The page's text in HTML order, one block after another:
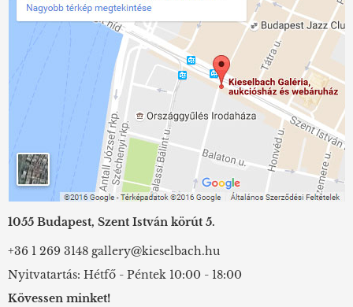
1055 Budapest, Szent István körút 5.
+36 1 269 3148 gallery@kieselbach.hu
Nyitvatartás: Hétfő - Péntek 10:00 - 18:00
Kövessen minket!